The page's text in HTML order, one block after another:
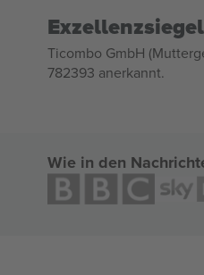
Ticombo GmbH
782393 anerkannt.
Wie in den